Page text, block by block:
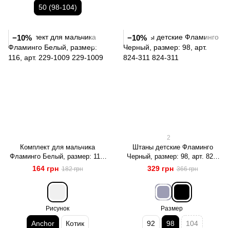
50 (98-104)
−10%
Комплект для мальчика
Фламинго Белый, размер: 116,
арт. 229-1009
164 грн 182 грн
Рисунок
Anchor Котик
−10%
2
Штаны детские Фламинго
Черный, размер: 98, арт. 824-
311
329 грн 366 грн
Размер
92 98 104